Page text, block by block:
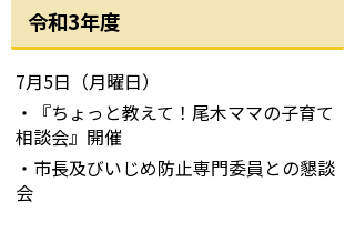
令和3年度
7月5日（月曜日）
・『ちょっと教えて！尾木ママの子育て
相談会』開催
・市長及びいじめ防止専門委員との懇談
会